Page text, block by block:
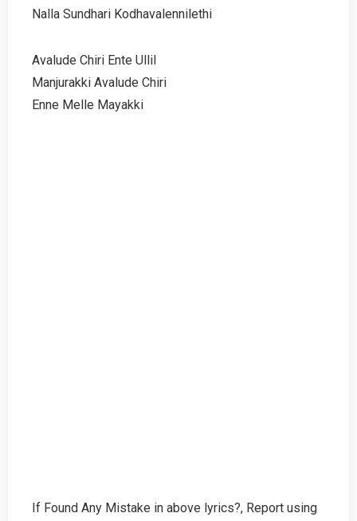
Nalla Sundhari Kodhavalennilethi
Avalude Chiri Ente Ullil
Manjurakki Avalude Chiri
Enne Melle Mayakki
If Found Any Mistake in above lyrics?, Report using